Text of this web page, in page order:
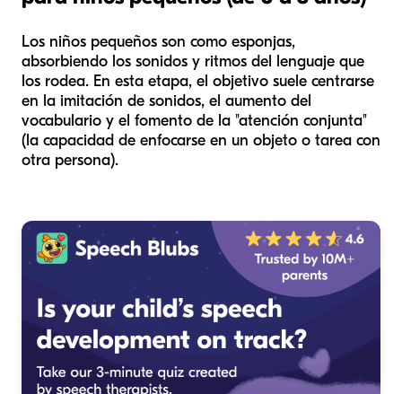
Los niños pequeños son como esponjas,
absorbiendo los sonidos y ritmos del lenguaje que
los rodea. En esta etapa, el objetivo suele centrarse
en la imitación de sonidos, el aumento del
vocabulario y el fomento de la "atención conjunta"
(la capacidad de enfocarse en un objeto o tarea con
otra persona).